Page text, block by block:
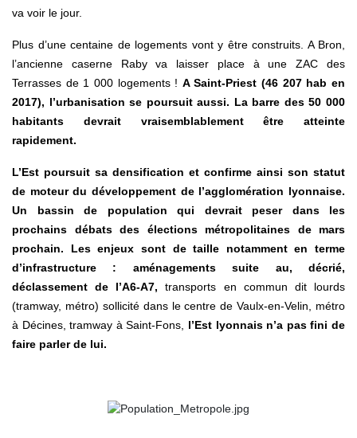
va voir le jour.
Plus d’une centaine de logements vont y être construits. A Bron,
l’ancienne caserne Raby va laisser place à une ZAC des
Terrasses de 1 000 logements ! A Saint-Priest (46 207 hab en
2017), l’urbanisation se poursuit aussi. La barre des 50 000
habitants devrait vraisemblablement être atteinte
rapidement.
L’Est poursuit sa densification et confirme ainsi son statut
de moteur du développement de l’agglomération lyonnaise.
Un bassin de population qui devrait peser dans les
prochains débats des élections métropolitaines de mars
prochain. Les enjeux sont de taille notamment en terme
d’infrastructure : aménagements suite au, décrié,
déclassement de l’A6-A7,transports en commun dit lourds
(tramway, métro) sollicité dans le centre de Vaulx-en-Velin, métro
à Décines, tramway à Saint-Fons, l’Est lyonnais n’a pas fini de
faire parler de lui.